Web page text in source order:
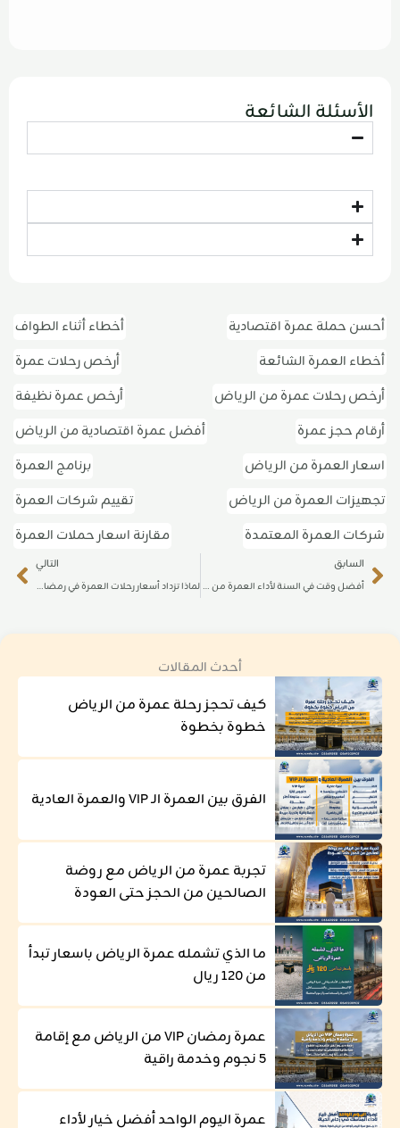
أحدث المقالات
كيف تحجز رحلة عمرة من الرياض
خطوة بخطوة
الفرق بين العمرة الـ VIP والعمرة العادية
تجربة عمرة من الرياض مع روضة
الصالحين من الحجز حتى العودة
ما الذي تشمله عمرة الرياض باسعار تبدأ
من 120 ريال
عمرة رمضان VIP من الرياض مع إقامة
5 نجوم وخدمة راقية
عمرة اليوم الواحد أفضل خيار لأداء
الأسئلة الشائعة
أحسن حملة عمرة اقتصادية
أخطاء أثناء الطواف
أخطاء العمرة الشائعة
أرخص رحلات عمرة
أرخص رحلات عمرة من الرياض
أرخص عمرة نظيفة
أرقام حجز عمرة
أفضل عمرة اقتصادية من الرياض
اسعار العمرة من الرياض
برنامج العمرة
تجهيزات العمرة من الرياض
تقييم شركات العمرة
شركات العمرة المعتمدة
مقارنة اسعار حملات العمرة
Prev
السابق
أفضل وقت في السنة لأداء العمرة من الرياض
التالي
لماذا تزداد أسعار رحلات العمرة في رمضان؟